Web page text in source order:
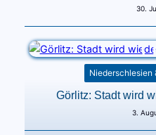
30.
Niederschlesien
Görlitz: Stadt wird
3.